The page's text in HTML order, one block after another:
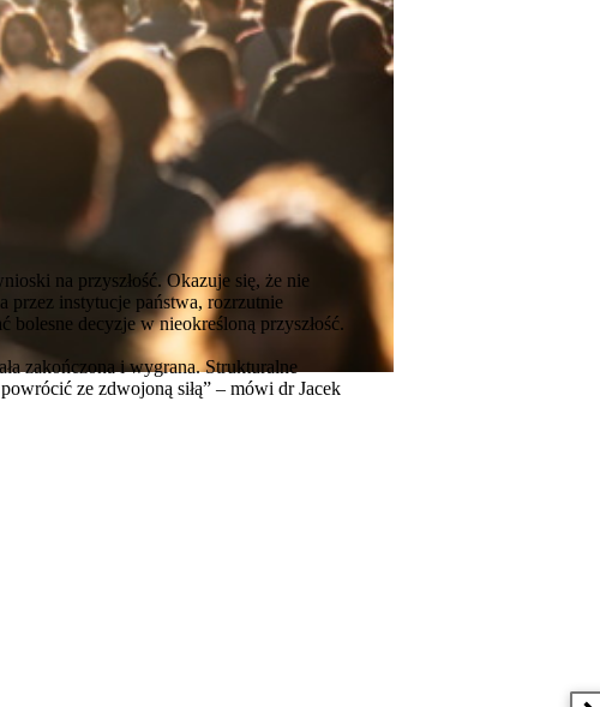
na przyszłość. Okazuje się, że nie
przez instytucje państwa, rozrzutnie
decyzje w nieokreśloną przyszłość.
zakończona i wygrana. Strukturalne
ze zdwojoną siłą” – mówi dr Jacek